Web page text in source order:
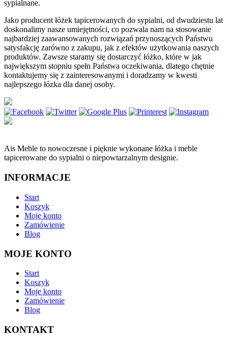
sypialnane.
Jako producent łóżek tapicerowanych do sypialni, od dwudziestu lat
doskonalimy nasze umiejętności, co pozwala nam na stosowanie
najbardziej zaawansowanych rozwiązań przynoszących Państwu
satysfakcję zarówno z zakupu, jak z efektów użytkowania naszych
produktów. Zawsze staramy się dostarczyć łóżko, które w jak
największym stopniu spełn Państwa oczekiwania, dlatego chętnie
kontaktujemy się z zainteresowanymi i doradzamy w kwesti
najlepszego łózka dla danej osoby.
Ais Meble to nowoczesne i pięknie wykonane łóżka i meble
tapicerowane do sypialni o niepowtarzalnym designie.
INFORMACJE
Start
Koszyk
Moje konto
Zamówienie
Blog
MOJE KONTO
Start
Koszyk
Moje konto
Zamówienie
Blog
KONTAKT